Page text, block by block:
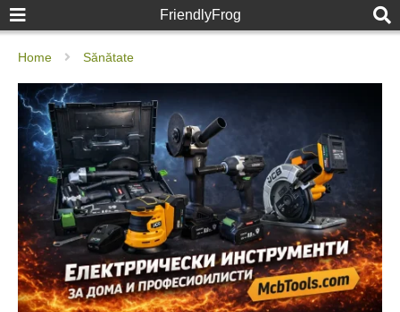
FriendlyFrog
Home Sănătate